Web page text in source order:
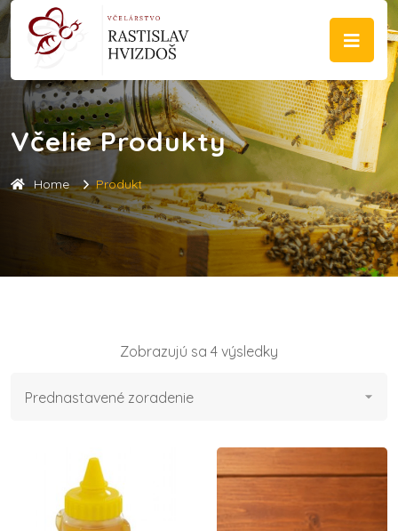
Včelie Produkty
Home Produkt
Zobrazujú sa 4 výsledky